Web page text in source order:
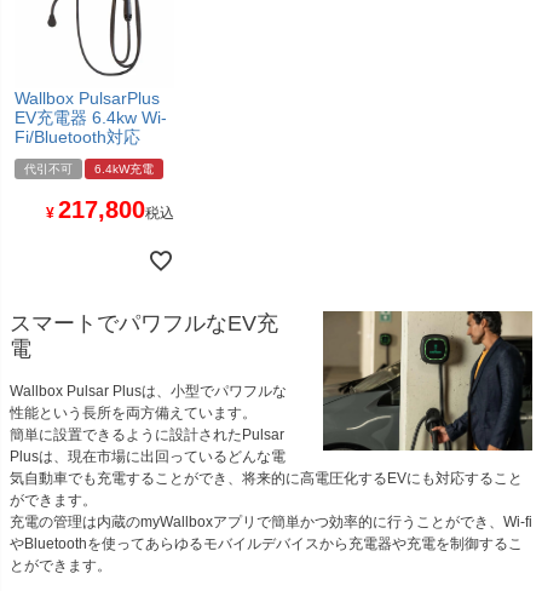
Wallbox PulsarPlus
EV充電器 6.4kw Wi-
Fi/Bluetooth対応
代引不可 6.4kW充電
¥ 217,800税込
スマートでパワフルなEV充
電
Wallbox Pulsar Plusは、小型でパワフルな
性能という長所を両方備えています。
簡単に設置できるように設計されたPulsar
Plusは、現在市場に出回っているどんな電
気自動車でも充電することができ、将来的に高電圧化するEVにも対応すること
ができます。
充電の管理は内蔵のmyWallboxアプリで簡単かつ効率的に行うことができ、Wi-fi
やBluetoothを使ってあらゆるモバイルデバイスから充電器や充電を制御するこ
とができます。